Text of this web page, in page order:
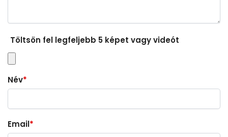
Töltsön fel legfeljebb 5 képet vagy videót
Név*
Email*